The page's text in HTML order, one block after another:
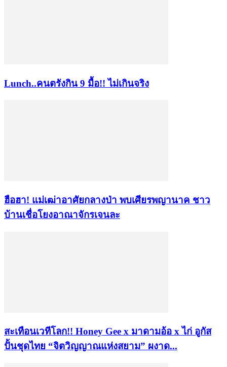
Lunch..คนตรังกิน 9 มื้อ!! ไม่เกินจริง
ฮือฮา! แม่เฒ่าอาศัยกลางป่า พบเศียรพญานาค ชาว
บ้านเชื่อโยงอาณาจักรเจนละ
สะเทือนเวทีโลก!! Honey Gee x มาดามอ้อ x ไก่ อูกัส
ปั้นชุดไทย “จิตวิญญาณแห่งสยาม” ผงาด...